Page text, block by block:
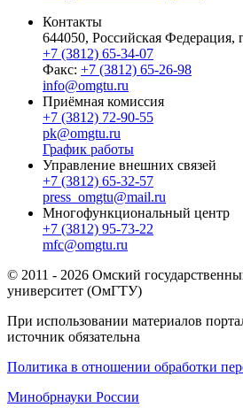
Контакты
644050, Российская Федерация,
+7 (3812) 65-34-07
Факс: +7 (3812) 65-26-98
info@omgtu.ru
Приёмная комиссия
+7 (3812) 72-90-55
pk@omgtu.ru
График работы
Управление внешних связей
+7 (3812) 65-32-57
press_omgtu@mail.ru
Многофункциональный центр
+7 (3812) 95-73-22
mfc@omgtu.ru
© 2011 - 2026 Омский
университет (ОмГТУ)
При использовании материалов
источник обязательна
Политика в отношении обработки
Минобрнауки России